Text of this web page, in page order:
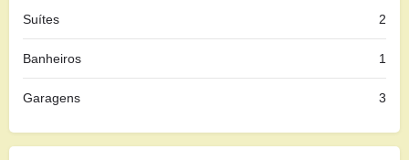
Suítes 2
Banheiros 1
Garagens 3